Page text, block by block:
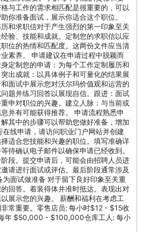
与工作的需求相匹配是很重要的，可以
你准备面试，展示你适合这个职位。
和求职信对于产生强烈的第一印象至关
验、技能和成就。定制您的求职信以应
位的热情和匹配度。这两份文件应当清
素养。 申请建议在申请过程中脱颖而
定制您的申请：为每个工作定制履历和
出成就：以具体例子和可量化的结果展
面试中展示您对沃尔玛价值观和运营的
题并练习回答以展现自信。跟进：面试
申对职位的兴趣。建立人脉：与当前或
并有可能获得推荐。 申请流程熟悉申
其中的步骤可以帮助您做好准备，增加
线申请，请访问职业门户网站并创建
适合您技能和兴趣的职位。填写准确详
待确认电子邮件以确保申请已经收到。
段。提交申请后，可能会由招聘人员进
请进行面试或评估。最后阶段通常涉及
面试做准备 对于留下良好印象至关重
回答。着装得体并准时抵达。表现出对
展示您的兴趣。 薪酬和福利在考虑工
常重要。零售店员: 每小时$12 - $15收
年 $50,000 - $100,000仓库工人: 每小